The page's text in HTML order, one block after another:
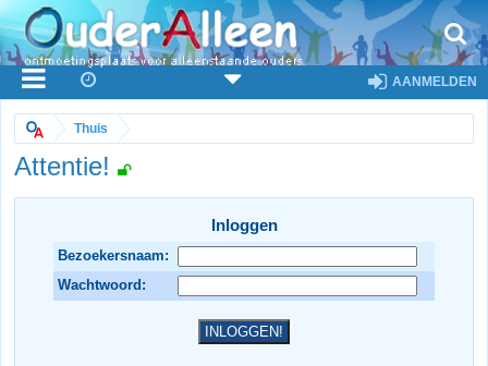
AANMELDEN
Thuis
Attentie!
Inloggen
Bezoekersnaam:
Wachtwoord: